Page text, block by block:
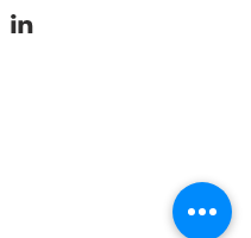
COMO NUESTRO SEÑOR Y